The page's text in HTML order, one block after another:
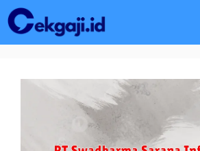
Langsung
ke
isi